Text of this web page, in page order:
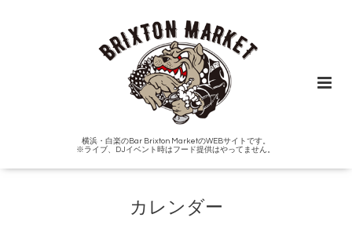
横浜・白楽のBar Brixton MarketのWEBサイトです。
※ライブ、DJイベント時はフード提供はやってません。
カレンダー